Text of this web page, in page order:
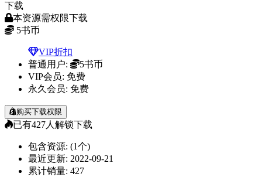
下载
本资源需权限下载
5书币
VIP折扣
普通用户:
5书币
VIP会员: 免费
永久会员: 免费
购买下载权限
已有427人解锁下载
包含资源: (1个)
最近更新: 2022-09-21
累计销量: 427